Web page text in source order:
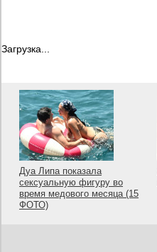
Загрузка...
Дуа Липа показала
сексуальную фигуру во
время медового месяца (15
ФОТО)